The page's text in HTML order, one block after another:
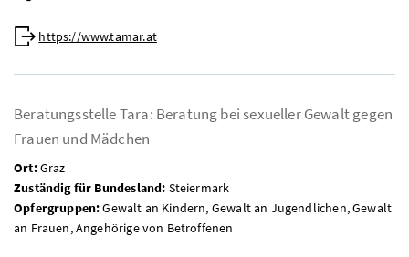
Web:
https://www.tamar.at
Beratungsstelle Tara: Beratung bei sexueller Gewalt gegen
Frauen und Mädchen
Ort:Graz
Zuständig für Bundesland: Steiermark
Opfergruppen:Gewalt an Kindern, Gewalt an Jugendlichen, Gewalt
an Frauen, Angehörige von Betroffenen